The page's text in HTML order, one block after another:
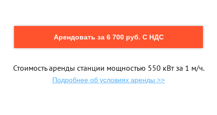
Арендовать за 6 700 руб. С НДС
Стоимость аренды станции мощностью 550 кВт за 1 м/ч.
Подробнее об условиях аренды >>